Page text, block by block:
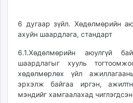
6 дугаар зүйл. Хөдөлмөрийн
ахуйн шаардлага, стандарт
6.1.Хөдөлмөрийн аюулгүй
шаардлагыг хууль
хөдөлмөрлөх үйл
эрхэлж байгаа иргэн,
мэндийг хамгаалахад